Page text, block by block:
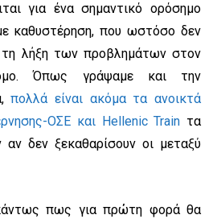
για ένα σημαντικό ορόσημο
καθυστέρηση, που ωστόσο δεν
τη λήξη των προβλημάτων στον
Όπως γράψαμε και την
πολλά είναι ακόμα τα ανοικτά
ΟΣΕ και Hellenic Train τα
δεν ξεκαθαρίσουν οι μεταξύ
πως για πρώτη φορά θα